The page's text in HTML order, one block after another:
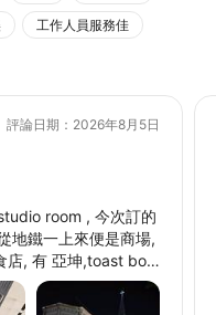
工作人員服務佳
評論日期：2026年8月5日
room , 今次訂的
店, 有 亞坤,toast box,
膚露, 一應俱全. 有